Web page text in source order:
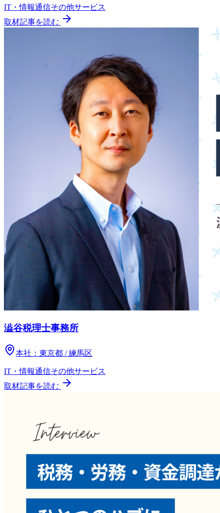
IT・情報通信その他サービス
取材記事を読む
澁谷税理士事務所
本社： 東京都 / 練馬区
IT・情報通信その他サービス
取材記事を読む